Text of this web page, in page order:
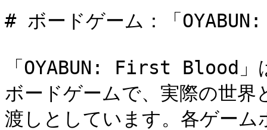
# ボードゲーム：「
「OYABUN: First Blood」
ボードゲームで、実際の世界
渡しとしています。各ゲーム